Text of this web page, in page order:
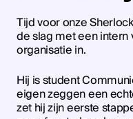
Tijd voor onze
de slag met een intern
organisatie in.
Hij is student
eigen zeggen een
zet hij zijn eerste